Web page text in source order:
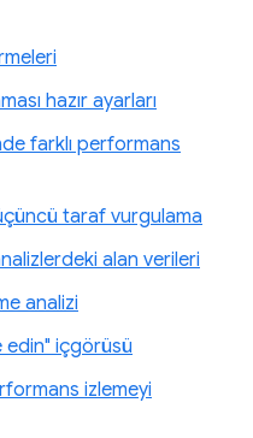
hazır ayarları
farklı performans
taraf vurgulama
alan verileri
analizi
içgörüsü
izlemeyi